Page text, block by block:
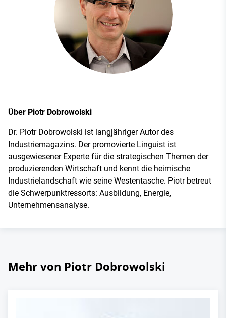
Über Piotr Dobrowolski
Dr. Piotr Dobrowolski ist langjähriger Autor des
Industriemagazins. Der promovierte Linguist ist
ausgewiesener Experte für die strategischen Themen der
produzierenden Wirtschaft und kennt die heimische
Industrielandschaft wie seine Westentasche. Piotr betreut
die Schwerpunktressorts: Ausbildung, Energie,
Unternehmensanalyse.
Mehr von Piotr Dobrowolski